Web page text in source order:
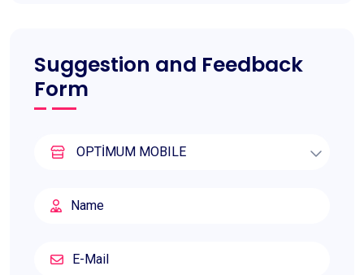
Suggestion and Feedback
Form